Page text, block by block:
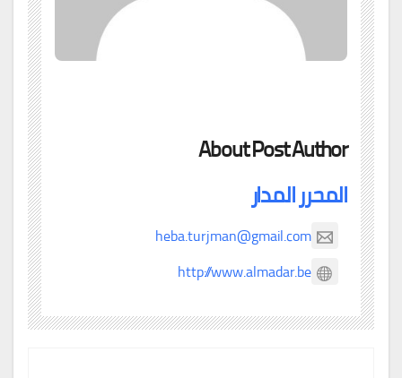
About Post Author
المحرر المدار
heba.turjman@gmail.com
http://www.almadar.be